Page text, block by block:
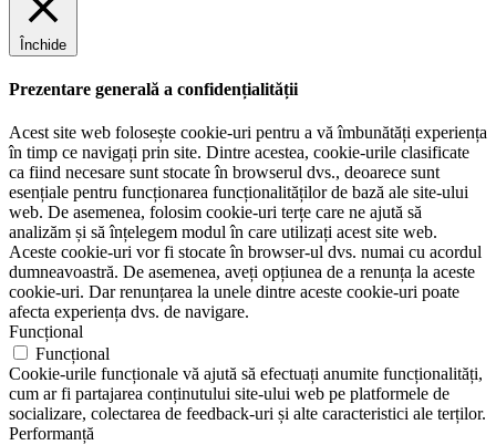
Închide
Prezentare generală a confidențialității
Acest site web folosește cookie-uri pentru a vă îmbunătăți experiența
în timp ce navigați prin site. Dintre acestea, cookie-urile clasificate
ca fiind necesare sunt stocate în browserul dvs., deoarece sunt
esențiale pentru funcționarea funcționalităților de bază ale site-ului
web. De asemenea, folosim cookie-uri terțe care ne ajută să
analizăm și să înțelegem modul în care utilizați acest site web.
Aceste cookie-uri vor fi stocate în browser-ul dvs. numai cu acordul
dumneavoastră. De asemenea, aveți opțiunea de a renunța la aceste
cookie-uri. Dar renunțarea la unele dintre aceste cookie-uri poate
afecta experiența dvs. de navigare.
Funcțional
Funcțional
Cookie-urile funcționale vă ajută să efectuați anumite funcționalități,
cum ar fi partajarea conținutului site-ului web pe platformele de
socializare, colectarea de feedback-uri și alte caracteristici ale terților.
Performanță